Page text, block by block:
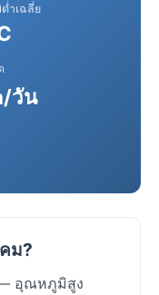
ำเฉลี่ย
วัน
ม?
— อุณหภูมิสูง